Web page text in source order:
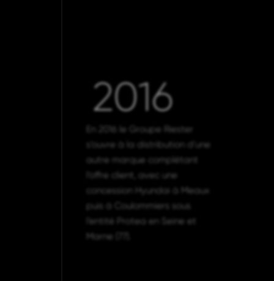
2016
En 2016 le Groupe Riester
s’ouvre à la distribution d’une
autre marque complétant
l’offre client, avec une
concession Hyundai à Meaux
puis à Coulommiers sous
l’entité Protea en Seine et
Marne (77).